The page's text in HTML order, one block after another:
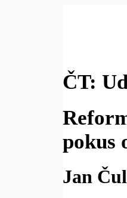
ČT:
pokus
Jan